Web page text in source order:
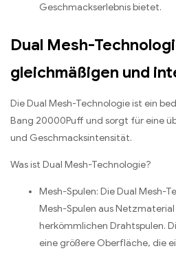
Geschmackserlebnis bietet.
Dual Mesh-
gleichmäßigen und
Die Dual Mesh-Technologie ist ein
Bang 20000Puff und sorgt für eine
und Geschmacksintensität.
Was ist Dual Mesh-Technologie?
Mesh-Spulen: Die Dual Mesh-
Mesh-Spulen aus
herkömmlichen Drahtspulen.
eine größere Oberfläche, die